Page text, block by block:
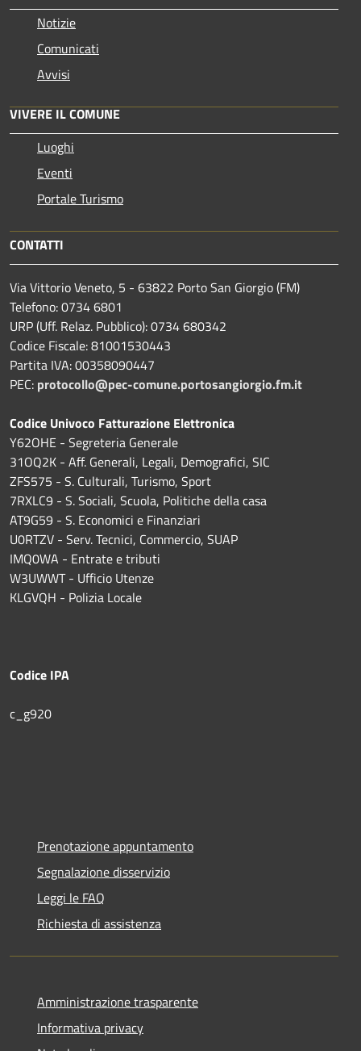
Notizie
Comunicati
Avvisi
VIVERE IL COMUNE
Luoghi
Eventi
Portale Turismo
CONTATTI
Via Vittorio Veneto, 5 - 63822 Porto San Giorgio (FM)
Telefono: 0734 6801
URP (Uff. Relaz. Pubblico): 0734 680342
Codice Fiscale: 81001530443
Partita IVA: 00358090447
PEC: protocollo@pec-comune.portosangiorgio.fm.it
Codice Univoco Fatturazione Elettronica
Y62OHE - Segreteria Generale
31OQ2K - Aff. Generali, Legali, Demografici, SIC
ZFS575 - S. Culturali, Turismo, Sport
7RXLC9 - S. Sociali, Scuola, Politiche della casa
AT9G59 - S. Economici e Finanziari
U0RTZV - Serv. Tecnici, Commercio, SUAP
IMQ0WA - Entrate e tributi
W3UWWT - Ufficio Utenze
KLGVQH - Polizia Locale
Codice IPA
c_g920
Prenotazione appuntamento
Segnalazione disservizio
Leggi le FAQ
Richiesta di assistenza
Amministrazione trasparente
Informativa privacy